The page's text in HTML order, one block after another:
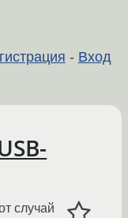
- Вход
случай